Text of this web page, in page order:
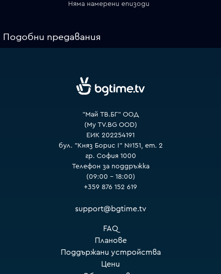
Няма намерени епизоди
Подобни предавания
"Май ТВ.БГ" ООД
(My TV.BG OOD)
ЕИК 202254191
бул. "Княз Борис I" №151, ет. 2
гр. София 1000
Телефон за поддръжка
(09:00 – 18:00)
+359 876 152 619
support@bgtime.tv
FAQ
Планове
Поддържани устройства
Цени